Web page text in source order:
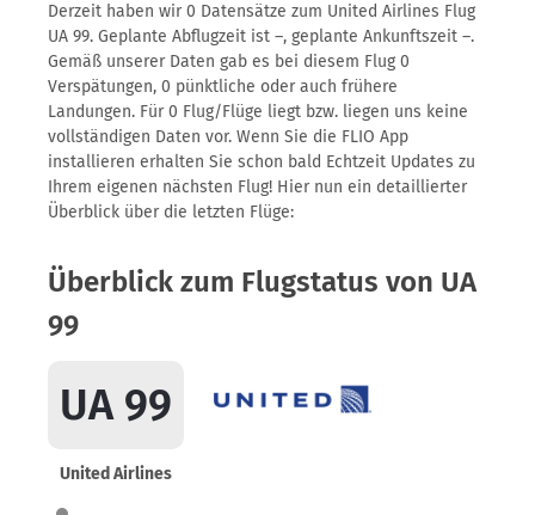
Derzeit haben wir 0 Datensätze zum United Airlines Flug
UA 99. Geplante Abflugzeit ist –, geplante Ankunftszeit –.
Gemäß unserer Daten gab es bei diesem Flug 0
Verspätungen, 0 pünktliche oder auch frühere
Landungen. Für 0 Flug/Flüge liegt bzw. liegen uns keine
vollständigen Daten vor. Wenn Sie die FLIO App
installieren erhalten Sie schon bald Echtzeit Updates zu
Ihrem eigenen nächsten Flug! Hier nun ein detaillierter
Überblick über die letzten Flüge:
Überblick zum Flugstatus von UA
99
UA 99
United Airlines